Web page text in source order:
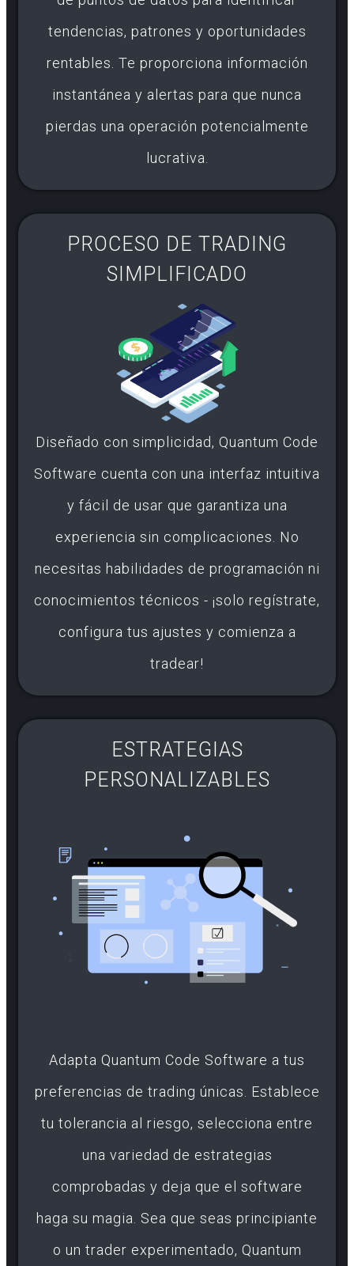
tendencias, patrones y oportunidades
rentables. Te proporciona información
instantánea y alertas para que nunca
pierdas una operación potencialmente
lucrativa.
PROCESO DE TRADING
SIMPLIFICADO
Diseñado con simplicidad, Quantum Code
Software cuenta con una interfaz intuitiva
y fácil de usar que garantiza una
experiencia sin complicaciones. No
necesitas habilidades de programación ni
conocimientos técnicos - ¡solo regístrate,
configura tus ajustes y comienza a
tradear!
ESTRATEGIAS
PERSONALIZABLES
Adapta Quantum Code Software a tus
preferencias de trading únicas. Establece
tu tolerancia al riesgo, selecciona entre
una variedad de estrategias
comprobadas y deja que el software
haga su magia. Sea que seas principiante
o un trader experimentado, Quantum